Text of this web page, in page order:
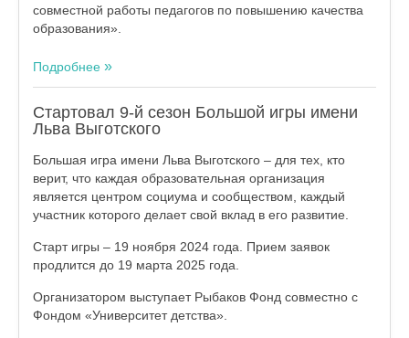
совместной работы педагогов по повышению качества
образования».
Подробнее
Стартовал 9-й сезон Большой игры имени
Льва Выготского
Большая игра имени Льва Выготского – для тех, кто
верит, что каждая образовательная организация
является центром социума и сообществом, каждый
участник которого делает свой вклад в его развитие.
Старт игры – 19 ноября 2024 года. Прием заявок
продлится до 19 марта 2025 года.
Организатором выступает Рыбаков Фонд совместно с
Фондом «Университет детства».